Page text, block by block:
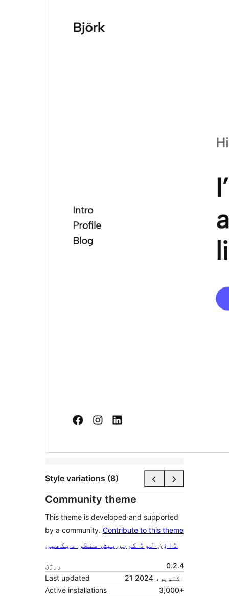
Style variations (8)
Community theme
This theme is developed and supported
by a community. Contribute to this theme
پیش منظر دیکھیں ڈاؤن لوڈ کریں
ورژن
0.2.4
Last updated
21 اکتوبر، 2024
Active installations
3,000+